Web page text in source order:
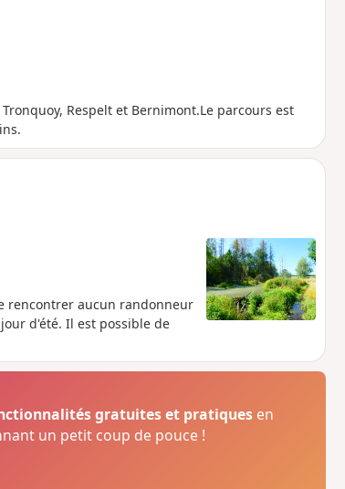
Respelt et Bernimont.Le parcours est
rencontrer aucun randonneur
d'été. Il est possible de
gratuites et pratiques en
un petit coup de pouce !